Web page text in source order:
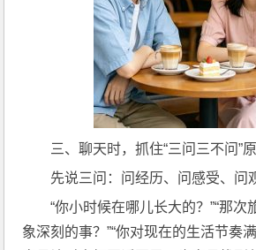
三、聊天时，抓住“三问三不问”
先说三问：问经历、问感受、问
“你小时候在哪儿长大的？”“那次
象深刻的事？”“你对现在的生活节奏